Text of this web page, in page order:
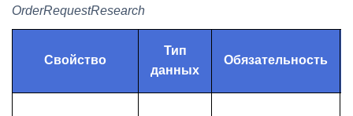
OrderRequestResearch
Свойство
Тип
данных
Обязательность